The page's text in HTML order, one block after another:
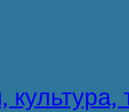
культура,